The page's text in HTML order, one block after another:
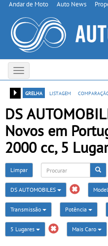
Andar de Moto Auto News
Toggle
navigation
grelha
listagem
DS
Novos em
2000 cc, 5
Limpar
DS AUTOMOBILES
Transmissão Potência
5 Lugares Mais Caro